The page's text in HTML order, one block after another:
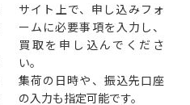
サイト上で、申し込みフォ
ームに必要事項を入力し、
買取を申し込んでくださ
い。
集荷の日時や、振込先口座
の入力も指定可能です。